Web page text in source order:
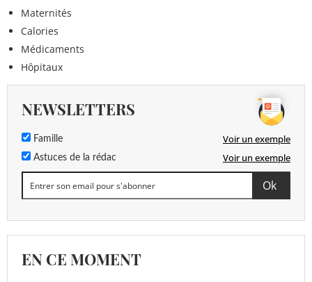
Maternités
Calories
Médicaments
Hôpitaux
NEWSLETTERS
Famille Voir un exemple
Astuces de la rédac Voir un exemple
EN CE MOMENT